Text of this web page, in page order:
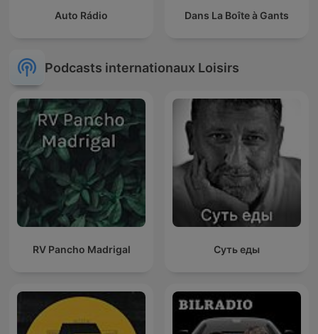
Auto Rádio Dans La Boîte à Gants
Podcasts internationaux Loisirs
RV Pancho Madrigal Суть еды